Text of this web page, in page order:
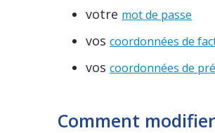
votre mot de passe
voscoordonnées de
voscoordonnées de
Comment